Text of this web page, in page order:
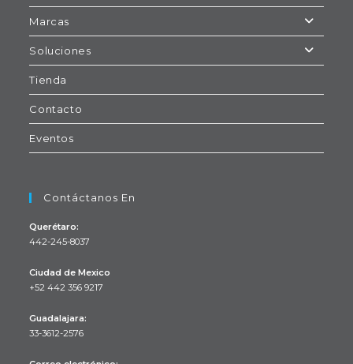
Marcas
Soluciones
Tienda
Contacto
Eventos
Contáctanos En
Querétaro:
442-245-8037
Ciudad de Mexico
+52 442 356 9217
abre
Guadalajara:
33-3612-2576